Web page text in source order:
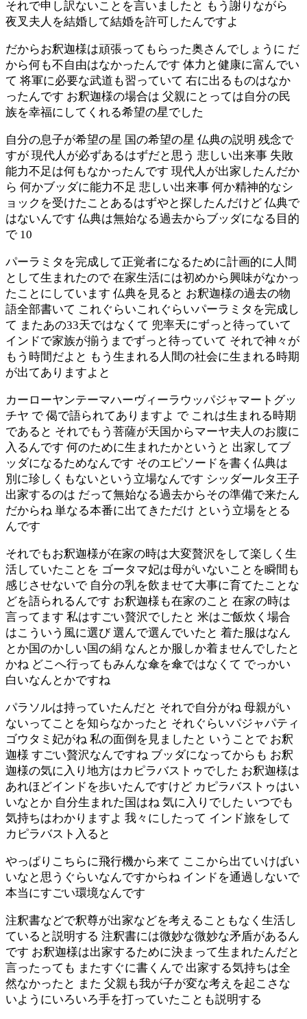
それで申し訳ないことを言いましたと もう謝りながら
夜叉夫人を結婚して結婚を許可したんですよ
だからお釈迦様は頑張ってもらった奥さんでしょうに だ
から何も不自由はなかったんです 体力と健康に富んでい
て 将軍に必要な武道も習っていて 右に出るものはなか
ったんです お釈迦様の場合は 父親にとっては自分の民
族を幸福にしてくれる希望の星でした
自分の息子が希望の星 国の希望の星 仏典の説明 残念で
すが 現代人が必ずあるはずだと思う 悲しい出来事 失敗
能力不足は何もなかったんです 現代人が出家したんだか
ら 何かブッダに能力不足 悲しい出来事 何か精神的なシ
ョックを受けたことあるはずやと探したんだけど 仏典で
はないんです 仏典は無始なる過去からブッダになる目的
で 10
パーラミタを完成して正覚者になるために計画的に人間
として生まれたので 在家生活には初めから興味がなかっ
たことにしています 仏典を見ると お釈迦様の過去の物
語全部書いて これぐらいこれぐらいパーラミタを完成し
て またあの33天ではなくて 兜率天にずっと待っていて
インドで家族が揃うまでずっと待っていて それで神々が
もう時間だよと もう生まれる人間の社会に生まれる時期
が出てありますよと
カーローヤンテーマハーヴィーラウッパジャマートグッ
チヤ で 偈で語られてありますよ で これは生まれる時期
であると それでもう菩薩が天国からマーヤ夫人のお腹に
入るんです 何のために生まれたかというと 出家してブ
ッダになるためなんです そのエピソードを書く仏典は
別に珍しくもないという立場なんです シッダールタ王子
出家するのは だって無始なる過去からその準備で来たん
だからね 単なる本番に出てきただけ という立場をとる
んです
それでもお釈迦様が在家の時は大変贅沢をして楽しく生
活していたことを ゴータマ妃は母がいないことを瞬間も
感じさせないで 自分の乳を飲ませて大事に育てたことな
どを語られるんです お釈迦様も在家のこと 在家の時は
言ってます 私はすごい贅沢でしたと 米はご飯炊く場合
はこういう風に選び 選んで選んでいたと 着た服はなん
とか国のかしい国の絹 なんとか服しか着ませんでしたと
かね どこへ行ってもみんな傘を傘ではなくて でっかい
白いなんとかですね
パラソルは持っていたんだと それで自分がね 母親がい
ないってことを知らなかったと それぐらいパジャパティ
ゴウタミ妃がね 私の面倒を見ましたと いうことで お釈
迦様 すごい贅沢なんですね ブッダになってからも お釈
迦様の気に入り地方はカピラバストゥでした お釈迦様は
あれほどインドを歩いたんですけど カピラバストゥはい
いなとか 自分生まれた国はね 気に入りでした いつでも
気持ちはわかりますよ 我々にしたって インド旅をして
カピラバスト入ると
やっぱりこちらに飛行機から来て ここから出ていけばい
いなと思うぐらいなんですからね インドを通過しないで
本当にすごい環境なんです
注釈書などで釈尊が出家などを考えることもなく生活し
ていると説明する 注釈書には微妙な微妙な矛盾があるん
です お釈迦様は出家するために決まって生まれたんだと
言ったっても またすぐに書くんで 出家する気持ちは全
然なかったと また 父親も我が子が変な考えを起こさな
いようにいろいろ手を打っていたことも説明する